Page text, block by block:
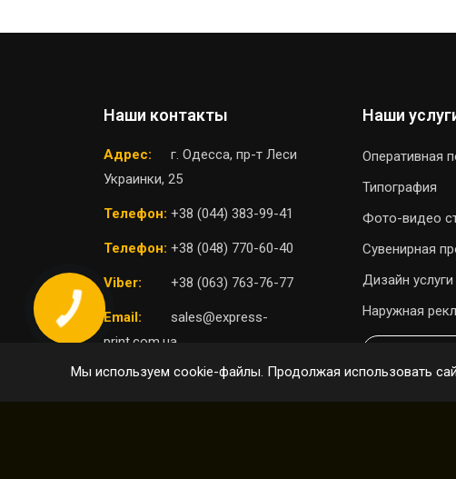
Наши контакты
Адрес:
г. Одесса, пр-т Леси
Украинки, 25
Телефон: +38 (044) 383-99-41
Телефон: +38 (048) 770-60-40
Viber: +38 (063) 763-76-77
Email:
sales@express-
print.com.ua
Наши
Оперативная
Типография
Фото-видео
Сувенирная
Дизайн услуги
Наружная
Мы используем cookie-файлы. Продолжая использовать